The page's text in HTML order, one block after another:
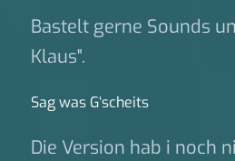
Bastelt gerne Sounds
Klaus".
Sag was G‘scheits
Die Version hab i noch